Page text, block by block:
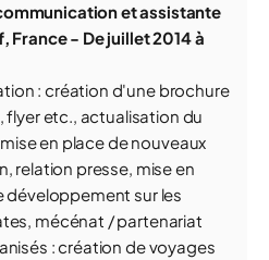
et assistante
France - De juillet 2014 à
: création d'une brochure
etc., actualisation du
en place de nouveaux
relation presse, mise en
sur les
mécénat / partenariat
: création de voyages